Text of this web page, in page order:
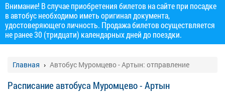
Внимание! В случае приобретения билетов на сайте при посадке
в автобус необходимо иметь оригинал документа,
удостоверяющего личность. Продажа билетов осуществляется
не ранее 30 (тридцати) календарных дней до поездки.
Главная Автобус Муромцево - Артын: отправление
Расписание автобуса Муромцево - Артын